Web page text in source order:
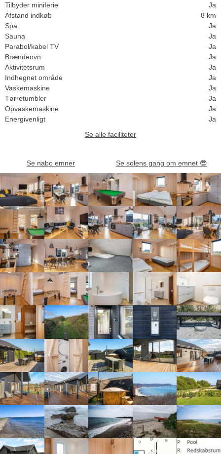
Tilbyder miniferie
Ja
Afstand indkøb
8 km
Spa
Ja
Sauna
Ja
Parabol/kabel TV
Ja
Brændeovn
Ja
Aktivitetsrum
Ja
Indhegnet område
Ja
Vaskemaskine
Ja
Tørretumbler
Ja
Opvaskemaskine
Ja
Energivenligt
Ja
Se alle faciliteter
Se nabo emner Se solens gang om emnet 😎